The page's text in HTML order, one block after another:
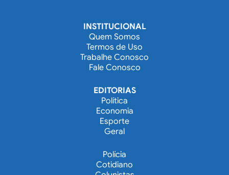
INSTITUCIONAL
Quem Somos
Termos de Uso
Trabalhe Conosco
Fale Conosco
EDITORIAS
Política
Economia
Esporte
Geral
Polícia
Cotidiano